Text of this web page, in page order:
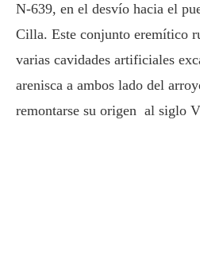
N-639, en el desvío hacia el
Cilla. Este conjunto eremítico
varias cavidades artificiales
arenisca a ambos lado del
remontarse su origen al siglo